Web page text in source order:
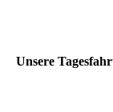
Unsere